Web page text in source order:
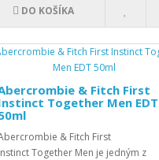
DO KOŠÍKA
& Fitch First
Together Men EDT
& Fitch First
Together Men je jedným z